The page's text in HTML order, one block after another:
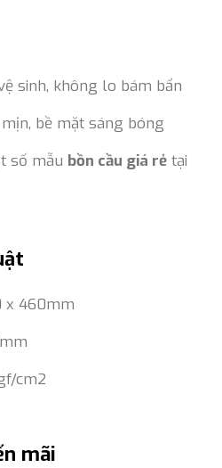
sinh, không lo bám bẩn
bề mặt sáng bóng
số mẫu bồn cầu giá rẻ tại
x 460mm
cm2
mãi